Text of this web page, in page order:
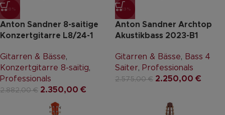
-18%
Anton Sandner 8-saitige
Konzertgitarre L8/24-1
Gitarren & Bässe,
Konzertgitarre 8-saitig,
Professionals
2.882,00€ 2.350,00 €
-13%
Anton Sandner Archtop
Akustikbass 2023-B1
Gitarren & Bässe, Bass 4
Saiter, Professionals
2.575,00€ 2.250,00 €